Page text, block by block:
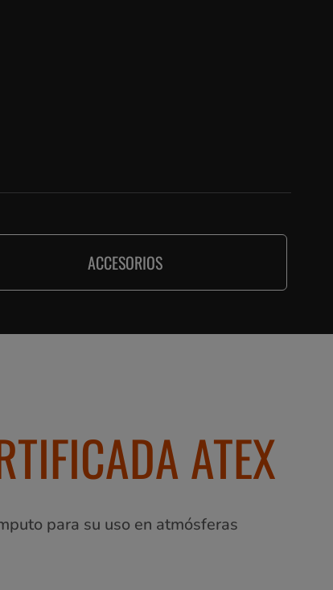
ACCESORIOS
ATEX
para su uso en atmósferas